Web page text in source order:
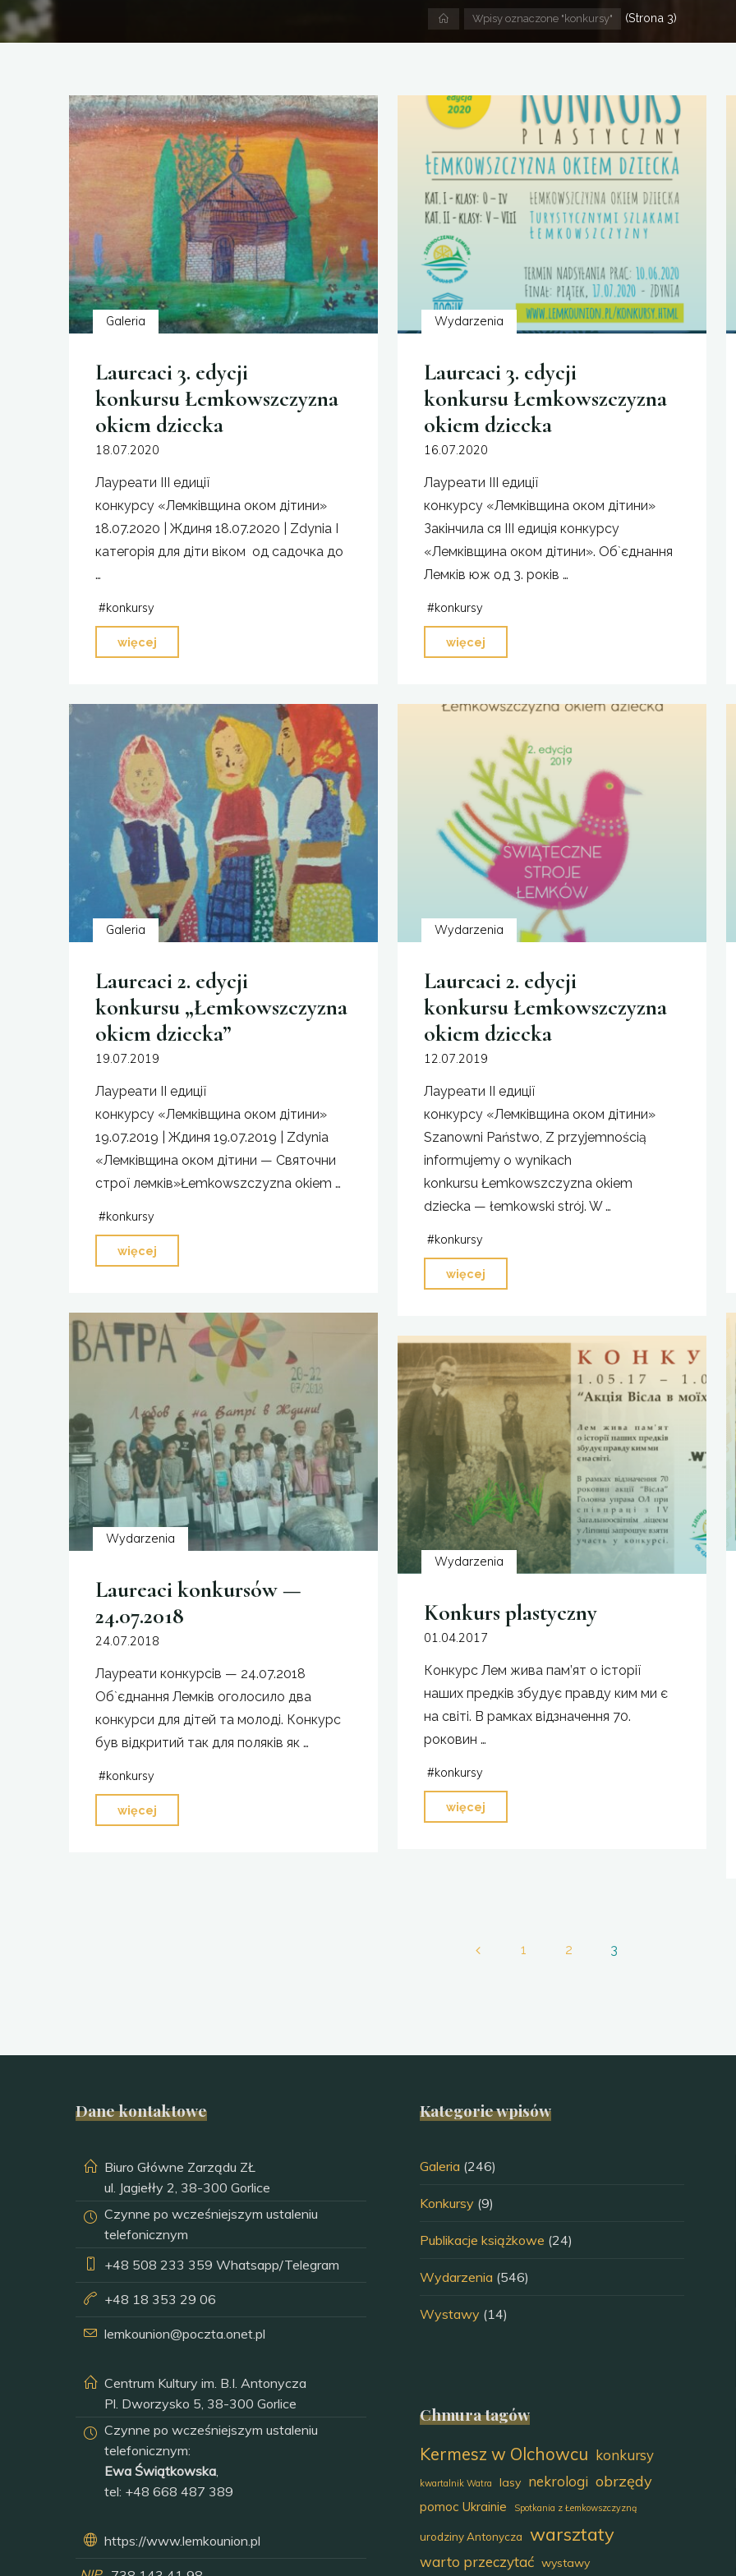
Strona
domowa
Wpisy oznaczone "konkursy" (Strona 3)
Galeria
Laureaci 3. edycji
konkursu Łemkowszczyzna
okiem dziecka
18.07.2020
Лауреати ІІІ едиції
конкурсу «Лемківщина оком дітини»
18.07.2020 | Ждиня 18.07.2020 | Zdynia І
категорія для діти віком од садочка до
…
#konkursy
więcej
konkursu Łemkowszczyzna
dziecka"
Wydarzenia
Laureaci 3. edycji
konkursu Łemkowszczyzna
okiem dziecka
16.07.2020
Лауреати ІІІ едиції
конкурсу «Лемківщина оком дітини»
Закінчила ся ІІІ едиція конкурсу
«Лемківщина оком дітини». Об`єднання
Лемків юж од 3. років …
#konkursy
więcej
konkursu Łemkowszczyzna
okiem
dziecka"
Galeria
Laureaci 2. edycji
konkursu „Łemkowszczyzna
okiem dziecka”
19.07.2019
Лауреати II едиції
конкурсу «Лемківщина оком дітини»
19.07.2019 | Ждиня 19.07.2019 | Zdynia
«Лемківщина оком дітини — Святочни
строї лемків»Łemkowszczyzna okiem …
#konkursy
więcej
konkursu „Łemkowszczyzna
okiem
dziecka”"
Wydarzenia
Laureaci 2. edycji
konkursu Łemkowszczyzna
okiem dziecka
12.07.2019
Лауреати ІI едиції
конкурсу «Лемківщина оком дітини»
Szanowni Państwo, Z przyjemnością
informujemy o wynikach
konkursu Łemkowszczyzna okiem
dziecka — łemkowski strój. W …
#konkursy
więcej
konkursu Łemkowszczyzna
okiem
dziecka"
Wydarzenia
Laureaci konkursów —
24.07.2018
24.07.2018
Лауреати конкурсів — 24.07.2018
Об`єднання Лемків оголосило два
конкурси для дітей та молоді. Конкурс
був відкритий так для поляків як …
#konkursy
więcej
konkursów —
Wydarzenia
Konkurs plastyczny
01.04.2017
Конкурс Лем жива пам’ят о історії
наших предків збудує правду ким ми є
на світі. В рамках відзначення 70.
роковин …
#konkursy
więcej
plastyczny"
1 2 3
Dane kontaktowe
Biuro Główne Zarządu ZŁ
ul. Jagiełły 2, 38-300 Gorlice
Czynne po wcześniejszym ustaleniu
telefonicznym
+48 508 233 359 Whatsapp/Telegram
+48 18 353 29 06
lemkounion@poczta.onet.pl
Centrum Kultury im. B.I. Antonycza
Pl. Dworzysko 5, 38-300 Gorlice
Czynne po wcześniejszym ustaleniu
telefonicznym:
Ewa Świątkowska,
tel: +48 668 487 389
https://www.lemkounion.pl
Kategorie wpisów
Galeria (246)
Konkursy (9)
Publikacje książkowe (24)
Wydarzenia (546)
Wystawy (14)
Chmura tagów
Kermesz w Olchowcu konkursy
kwartalnik Watra lasy nekrologi obrzędy
pomoc Ukrainie Spotkania z Łemkowszczyzną
urodziny Antonycza warsztaty
warto przeczytać wystawy